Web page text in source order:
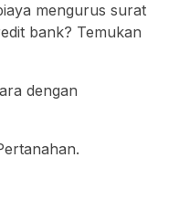
mengurus surat
bank? Temukan
dengan